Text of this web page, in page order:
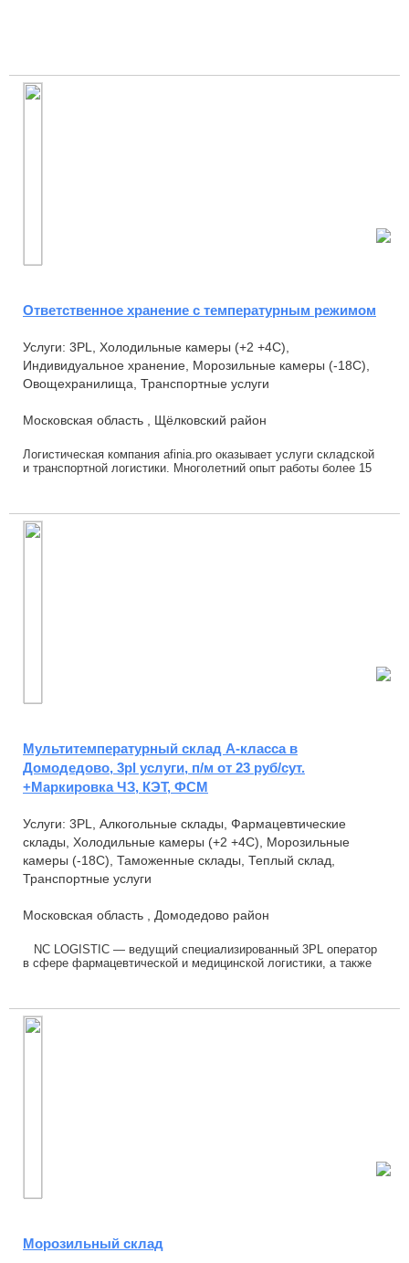
Ответственное хранение с температурным режимом
Услуги: 3PL, Холодильные камеры (+2 +4С),
Индивидуальное хранение, Морозильные камеры (-18С),
Овощехранилища, Транспортные услуги
Московская область , Щёлковский район
Логистическая компания afinia.pro оказывает услуги складской
и транспортной логистики. Многолетний опыт работы более 15
Мультитемпературный склад А-класса в
Домодедово, 3pl услуги, п/м от 23 руб/сут.
+Маркировка ЧЗ, КЭТ, ФСМ
Услуги: 3PL, Алкогольные склады, Фармацевтические
склады, Холодильные камеры (+2 +4С), Морозильные
камеры (-18С), Таможенные склады, Теплый склад,
Транспортные услуги
Московская область , Домодедово район
NC LOGISTIC — ведущий специализированный 3PL оператор
в сфере фармацевтической и медицинской логистики, а также
Морозильный склад